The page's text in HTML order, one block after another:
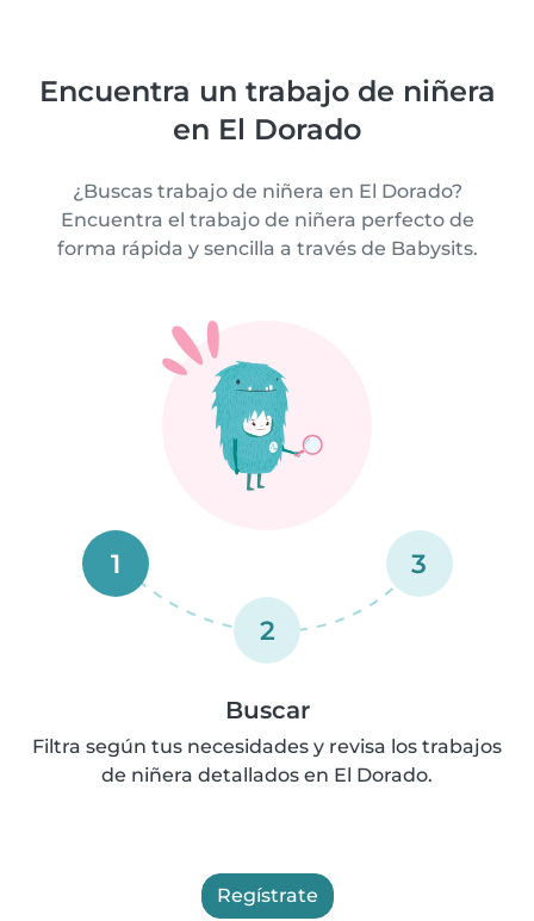
Encuentra un trabajo de niñera
en El Dorado
¿Buscas trabajo de niñera en El Dorado?
Encuentra el trabajo de niñera perfecto de
forma rápida y sencilla a través de Babysits.
1
2
3
Buscar
Filtra según tus necesidades y revisa los trabajos
de niñera detallados en El Dorado.
Regístrate